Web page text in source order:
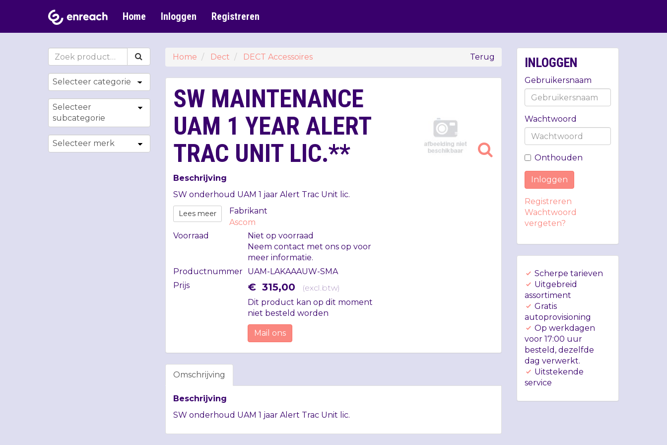
Home Inloggen Registreren
Terug
Home Dect DECT Accessoires
SW MAINTENANCE
UAM 1 YEAR ALERT
TRAC UNIT LIC.**
Beschrijving
SW onderhoud UAM 1 jaar Alert Trac Unit lic.
Lees meer
Fabrikant
Ascom
Voorraad
Niet op voorraad
Neem contact met ons op voor
meer informatie.
Productnummer UAM-LAKAAAUW-SMA
Prijs
€ 315,00 (excl.btw)
Dit product kan op dit moment
niet besteld worden
Mail ons
Omschrijving
Beschrijving
SW onderhoud UAM 1 jaar Alert Trac Unit lic.
INLOGGEN
Gebruikersnaam
Wachtwoord
Onthouden
Inloggen
Registreren
Wachtwoord
vergeten?
Scherpe tarieven
Uitgebreid
assortiment
Gratis
autoprovisioning
Op werkdagen
voor 17:00 uur
besteld, dezelfde
dag verwerkt.
Uitstekende
service